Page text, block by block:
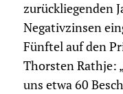
zurückliegenden
Negativzinsen
Fünftel auf den
Thorsten Rathje:
uns etwa 60